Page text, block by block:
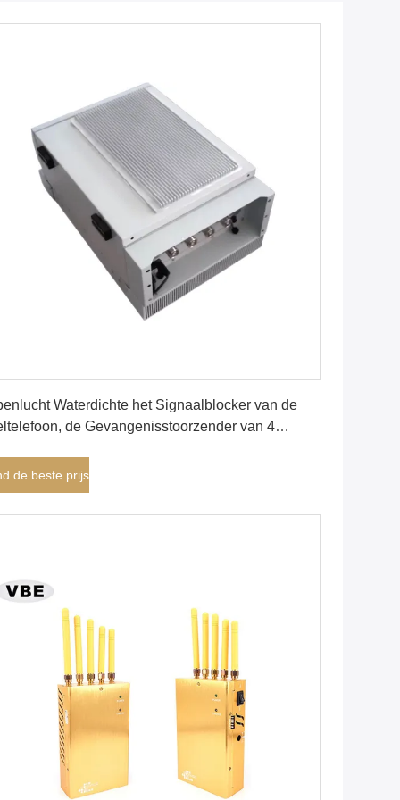
Waterdichte het Signaalblocker van de
de Gevangenisstoorzender van 4
de beste prijs